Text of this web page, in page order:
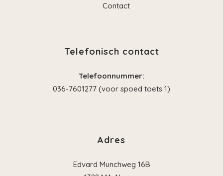
Contact
Telefonisch contact
Telefoonnummer:
036-7601277 (voor spoed toets 1)
Adres
Edvard Munchweg 16B